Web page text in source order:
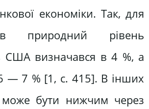
економіки. Так, для
природний рівень
США визначався в 4 %, а
— 7 % [1, с. 415]. В інших
може бути нижчим через